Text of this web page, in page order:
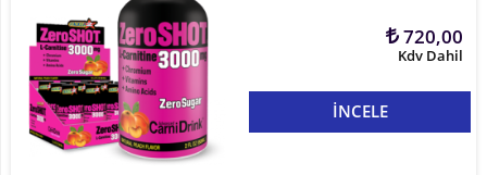
720,00
Kdv Dahil
İNCELE